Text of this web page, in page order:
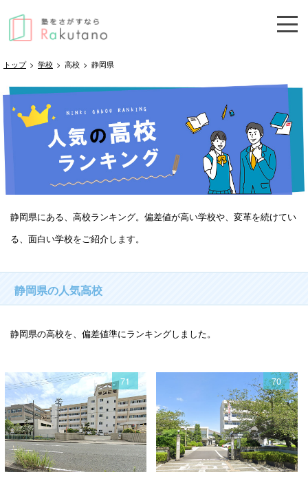
トップ > 学校 > 高校 > 静岡県
静岡県にある、高校ランキング。偏差値が高い学校や、変革を続けてい
る、面白い学校をご紹介します。
静岡県の人気高校
静岡県の高校を、偏差値準にランキングしました。
71 70